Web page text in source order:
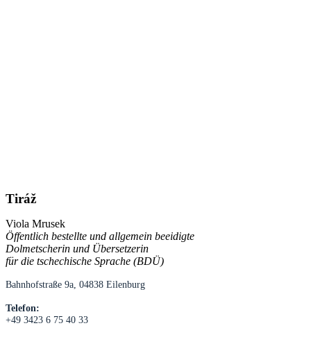
Tiráž
Viola Mrusek
Öffentlich bestellte und allgemein beeidigte
Dolmetscherin und Übersetzerin
für die tschechische Sprache (BDÜ)
Bahnhofstraße 9a, 04838 Eilenburg
Telefon:
+49 3423 6 75 40 33